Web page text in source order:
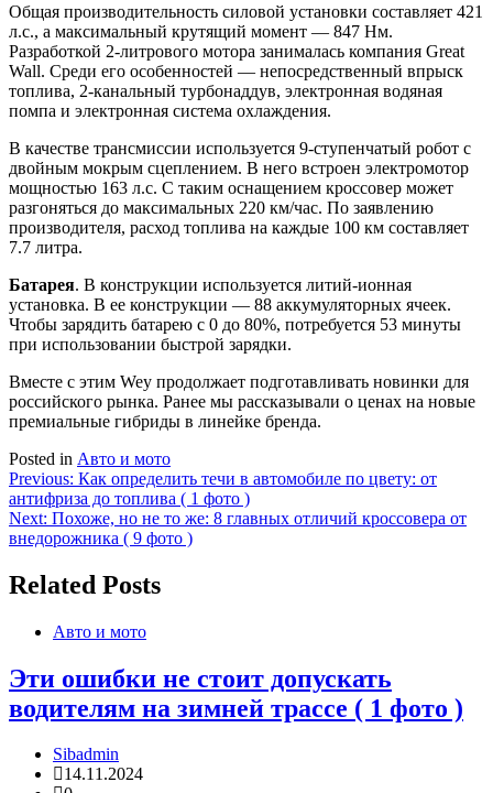
Общая производительность силовой установки составляет 421
л.с., а максимальный крутящий момент — 847 Нм.
Разработкой 2-литрового мотора занималась компания Great
Wall. Среди его особенностей — непосредственный впрыск
топлива, 2-канальный турбонаддув, электронная водяная
помпа и электронная система охлаждения.
В качестве трансмиссии используется 9-ступенчатый робот с
двойным мокрым сцеплением. В него встроен электромотор
мощностью 163 л.с. С таким оснащением кроссовер может
разгоняться до максимальных 220 км/час. По заявлению
производителя, расход топлива на каждые 100 км составляет
7.7 литра.
Батарея. В конструкции используется литий-ионная
установка. В ее конструкции — 88 аккумуляторных ячеек.
Чтобы зарядить батарею с 0 до 80%, потребуется 53 минуты
при использовании быстрой зарядки.
Вместе с этим Wey продолжает подготавливать новинки для
российского рынка. Ранее мы рассказывали о ценах на новые
премиальные гибриды в линейке бренда.
Posted in Авто и мото
Навигация
по
записям
Previous: Как определить течи в автомобиле по цвету: от
антифриза до топлива ( 1 фото )
Next: Похоже, но не то же: 8 главных отличий кроссовера от
внедорожника ( 9 фото )
Related Posts
Авто и мото
Эти ошибки не стоит допускать
водителям на зимней трассе ( 1 фото )
Sibadmin
14.11.2024